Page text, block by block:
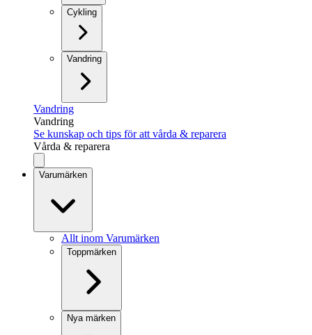
Cykling
Vandring
Vandring
Vandring
Se kunskap och tips för att vårda & reparera
Vårda & reparera
Varumärken
Allt inom Varumärken
Toppmärken
Nya märken